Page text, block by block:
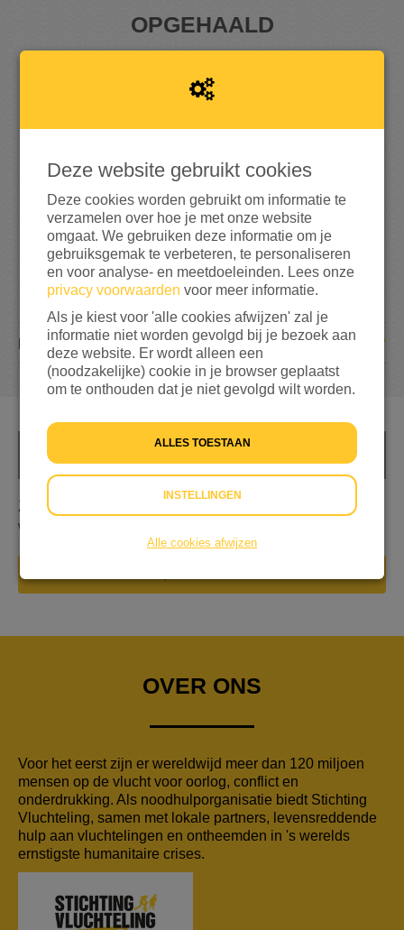
OPGEHAALD
6 7
66% bereikt van mijn streefbedrag € 100
7
DONATIES
INFO
Zorgen dat de mensen geld krijgen dat ze weer blij
worden en een huis krijgen
OVER ONS
Voor het eerst zijn er wereldwijd meer dan 120 miljoen
mensen op de vlucht voor oorlog, conflict en
onderdrukking. Als noodhulporganisatie biedt Stichting
Vluchteling, samen met lokale partners, levensreddende
hulp aan vluchtelingen en ontheemden in 's werelds
ernstigste humanitaire crises.
Deze website gebruikt cookies
Deze cookies worden gebruikt om informatie te
verzamelen over hoe je met onze website
omgaat. We gebruiken deze informatie om je
gebruiksgemak te verbeteren, te personaliseren
en voor analyse- en meetdoeleinden. Lees onze
privacy voorwaarden voor meer informatie.
Als je kiest voor 'alle cookies afwijzen' zal je
informatie niet worden gevolgd bij je bezoek aan
deze website. Er wordt alleen een
(noodzakelijke) cookie in je browser geplaatst
om te onthouden dat je niet gevolgd wilt worden.
ALLES TOESTAAN
INSTELLINGEN
Alle cookies afwijzen